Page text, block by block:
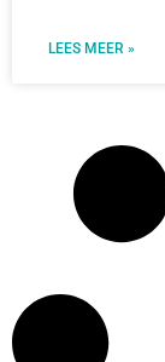
LEES MEER »